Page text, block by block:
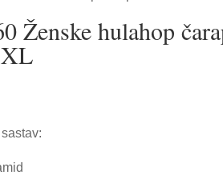
Ženske hulahop